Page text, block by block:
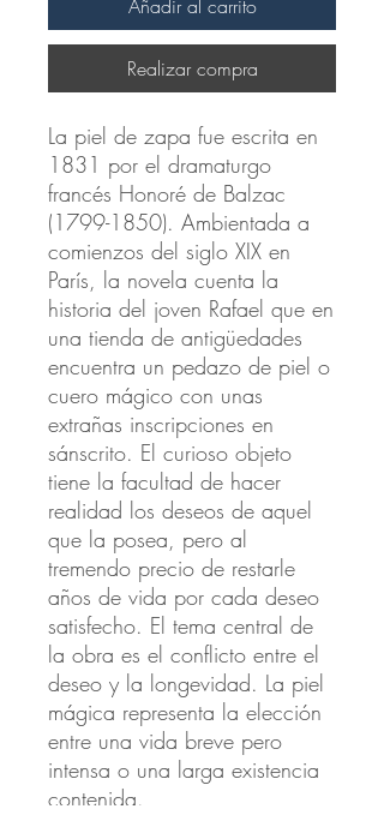
Añadir al carrito
Realizar compra
La piel de zapa fue escrita en
1831 por el dramaturgo
francés Honoré de Balzac
(1799-1850). Ambientada a
comienzos del siglo XIX en
París, la novela cuenta la
historia del joven Rafael que en
una tienda de antigüedades
encuentra un pedazo de piel o
cuero mágico con unas
extrañas inscripciones en
sánscrito. El curioso objeto
tiene la facultad de hacer
realidad los deseos de aquel
que la posea, pero al
tremendo precio de restarle
años de vida por cada deseo
satisfecho. El tema central de
la obra es el conflicto entre el
deseo y la longevidad. La piel
mágica representa la elección
entre una vida breve pero
intensa o una larga existencia
contenida.